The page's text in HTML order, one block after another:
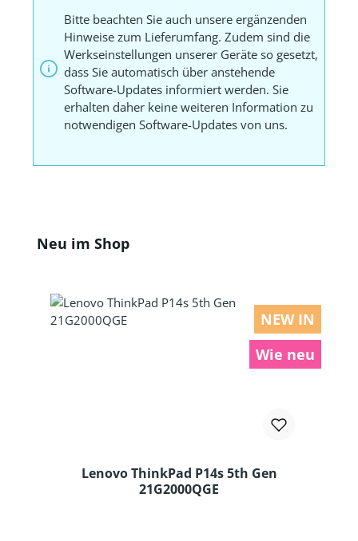
Bitte beachten Sie auch unsere ergänzenden
Hinweise zum Lieferumfang. Zudem sind die
Werkseinstellungen unserer Geräte so gesetzt,
dass Sie automatisch über anstehende
Software-Updates informiert werden. Sie
erhalten daher keine weiteren Information zu
notwendigen Software-Updates von uns.
Produktgalerie überspringen
Neu im Shop
NEW IN
Wie neu
Lenovo ThinkPad P14s 5th Gen
21G2000QGE